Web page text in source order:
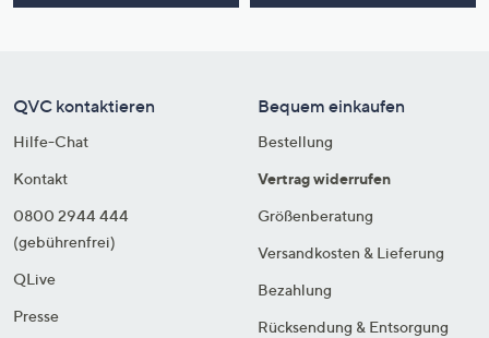
QVC kontaktieren
Hilfe-Chat
Kontakt
0800 2944 444
(gebührenfrei)
QLive
Presse
Bequem einkaufen
Bestellung
Vertrag widerrufen
Größenberatung
Versandkosten & Lieferung
Bezahlung
Rücksendung & Entsorgung